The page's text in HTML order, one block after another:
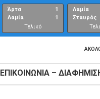
Άρτα
Λαμία
1
1
Τελικό
αποτέλεσμα
Λαμία
Σταυρός
ΕΠΙΚΟΙΝΩΝΊΑ –